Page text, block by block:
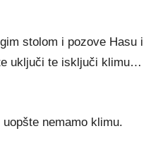
stolom i pozove Hasu i
uključi te isključi klimu…
nemamo klimu.